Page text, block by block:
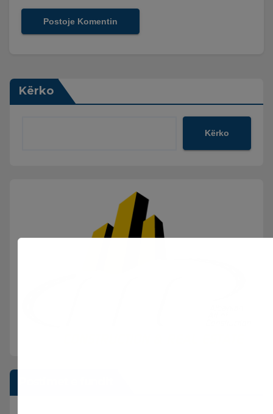
Kërko
Kërko